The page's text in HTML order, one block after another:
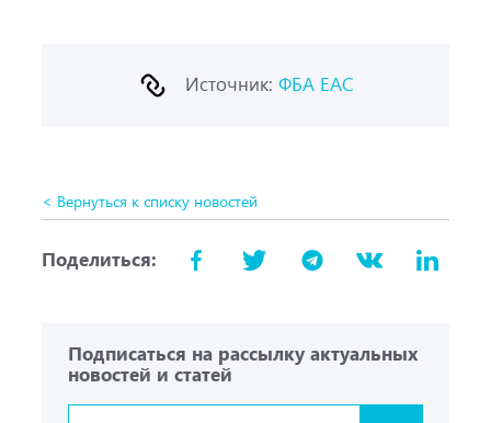
Источник: ФБА ЕАС
< Вернуться к списку новостей
Поделиться:
Подписаться на рассылку актуальных
новостей и статей